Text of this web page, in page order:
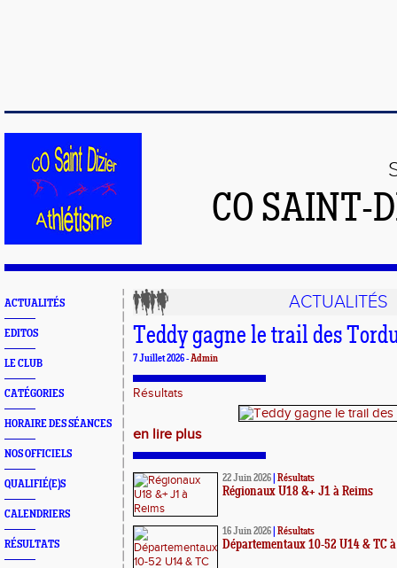
CO SAINT-
ACTUALITÉS
EDITOS
LE CLUB
CATÉGORIES
HORAIRE DES SÉANCES
NOS OFFICIELS
QUALIFIÉ(E)S
CALENDRIERS
RÉSULTATS
ACTUALITÉS
Teddy gagne le trail des
7 Juillet 2026 -Admin
Résultats
en lire plus
22 Juin 2026 Résultats
Régionaux U18 &+ J1 à Reims
16 Juin 2026 Résultats
Départementaux 10-52 U14 & TC à